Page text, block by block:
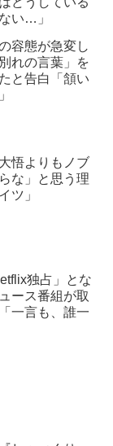
い…」
容態が急変し
れの言葉」を
と告白「頷い
悟よりもノブ
な」と思う理
ツ」
独占」とな
ース番組が取
一言も、誰一